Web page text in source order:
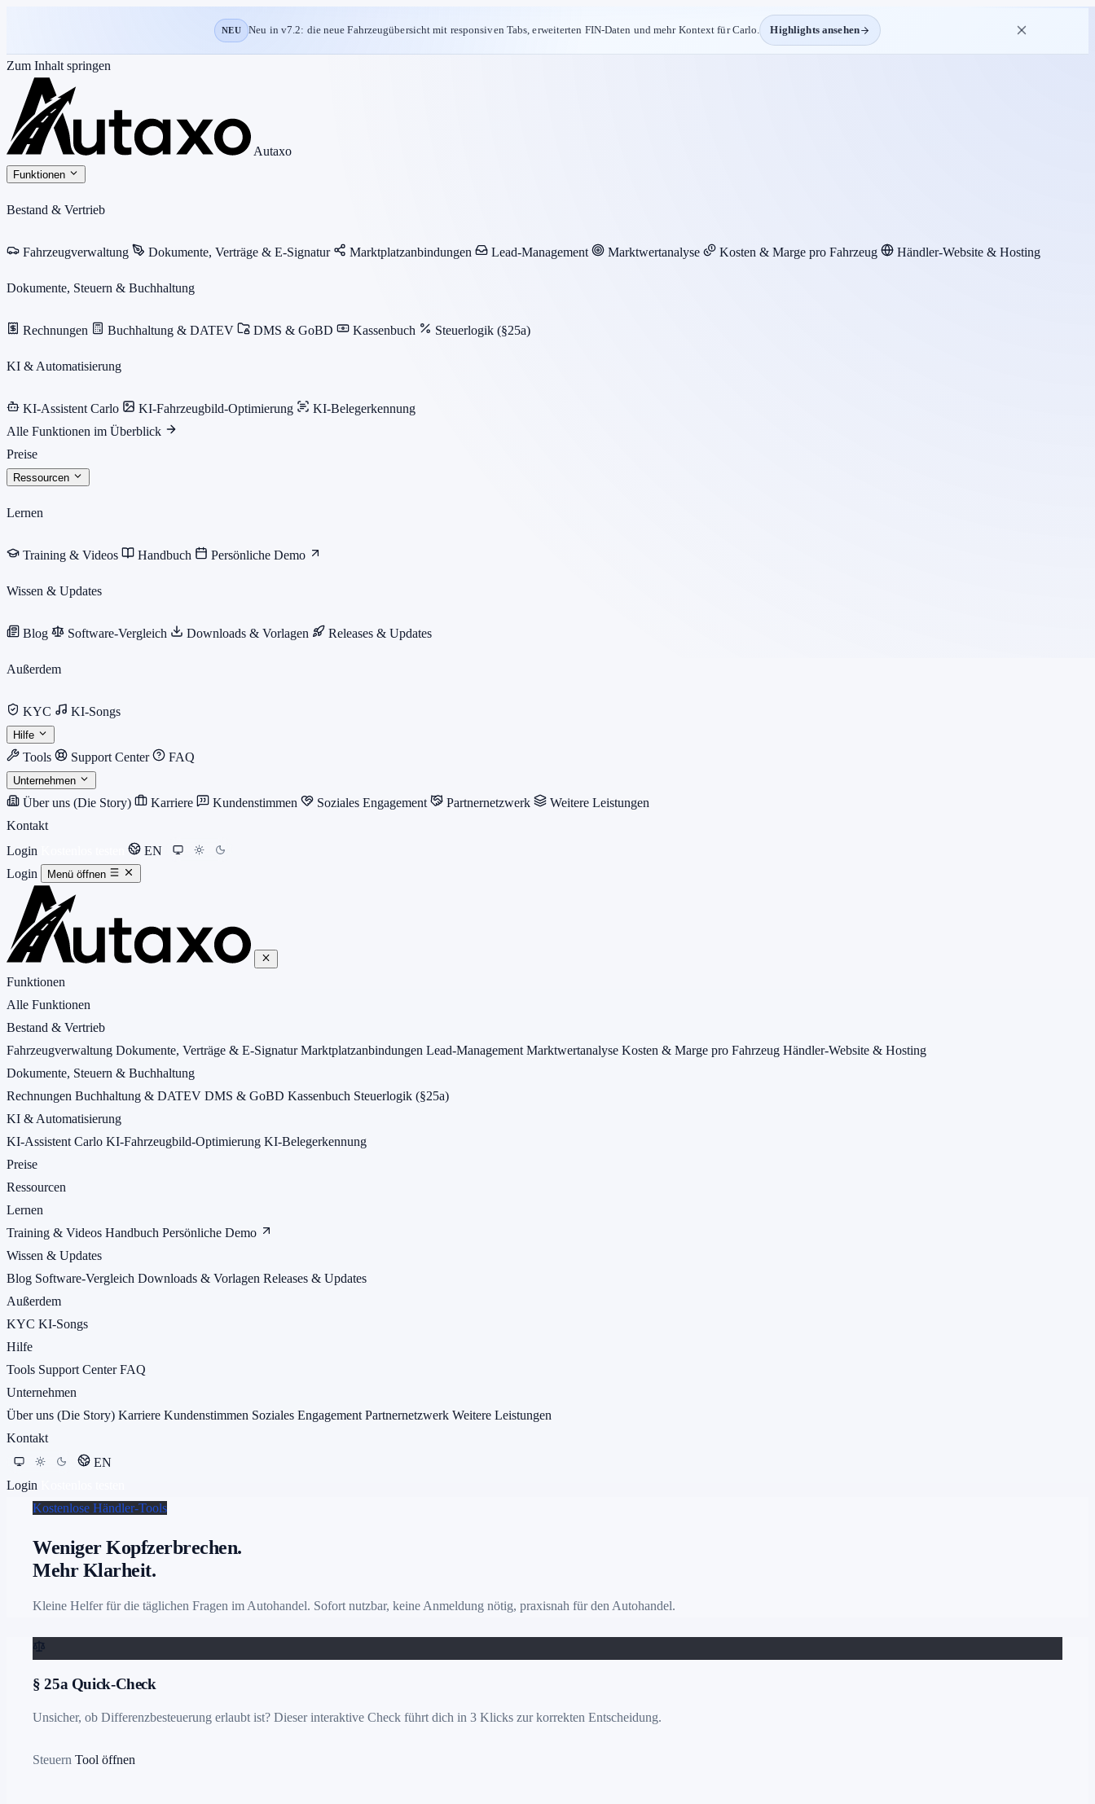
NEU Neu in v7.2: die neue Fahrzeugübersicht mit responsiven Tabs, erweiterten FIN-Daten und mehr Kontext für Carlo. Highlights ansehen
Zum Inhalt springen
Autaxo
Funktionen
Bestand & Vertrieb
Fahrzeugverwaltung Dokumente, Verträge & E-Signatur Marktplatzanbindungen Lead-Management Marktwertanalyse Kosten & Marge pro Fahrzeug Händler-Website & Hosting
Dokumente, Steuern & Buchhaltung
Rechnungen Buchhaltung & DATEV DMS & GoBD Kassenbuch Steuerlogik (§25a)
KI & Automatisierung
KI-Assistent Carlo KI-Fahrzeugbild-Optimierung
KI-Belegerkennung
Alle Funktionen im Überblick
Preise
Ressourcen
Lernen
Training & Videos Handbuch Persönliche Demo
Wissen & Updates
Blog Software-Vergleich Downloads & Vorlagen Releases & Updates
Außerdem
KYC KI-Songs
Hilfe
Tools Support Center FAQ
Unternehmen
Über uns (Die Story) Karriere Kundenstimmen Soziales Engagement Partnernetzwerk
Weitere Leistungen
Kontakt
Login
EN
Login
Menü öffnen
Funktionen
Alle Funktionen
Bestand & Vertrieb
Fahrzeugverwaltung Dokumente, Verträge & E-SignaturMarktplatzanbindungen Lead-Management Marktwertanalyse Kosten & Marge pro Fahrzeug Händler-Website & Hosting
Dokumente, Steuern & Buchhaltung
Rechnungen Buchhaltung & DATEV DMS & GoBD Kassenbuch Steuerlogik (§25a)
KI & Automatisierung
KI-Assistent Carlo KI-Fahrzeugbild-Optimierung KI-Belegerkennung
Preise
Ressourcen
Lernen
Training & Videos Handbuch Persönliche Demo
Wissen & Updates
Blog Software-Vergleich Downloads & Vorlagen Releases & Updates
Außerdem
KYC KI-Songs
Hilfe
Tools Support CenterFAQ
Unternehmen
Über uns (Die Story) Karriere Kundenstimmen Soziales Engagement Partnernetzwerk Weitere Leistungen
Kontakt
EN
Login
Kostenlose Händler-Tools
Weniger Kopfzerbrechen.
Mehr Klarheit.
Kleine Helfer für die täglichen Fragen im Autohandel. Sofort nutzbar, keine Anmeldung nötig, praxisnah für den Autohandel.
§ 25a Quick-Check
Unsicher, ob Differenzbesteuerung erlaubt ist? Dieser interaktive Check führt dich in 3 Klicks zur korrekten Entscheidung.
Steuern Tool öffnen